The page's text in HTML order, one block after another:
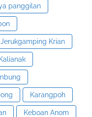
panggilan
Jerukgamping Krian
Kalianak
Karangpoh
Keboan Anom